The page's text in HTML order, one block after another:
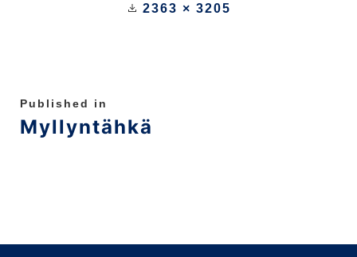
2363 × 3205
Published in
Myllyntähkä